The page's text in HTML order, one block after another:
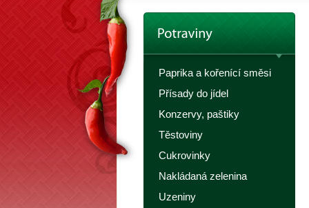
Paprika a kořenící směsi
Přísady do jídel
Konzervy, paštiky
Těstoviny
Cukrovinky
Nakládaná zelenina
Uzeniny